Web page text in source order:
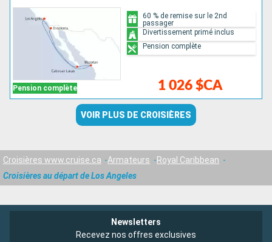
Pension complète 1 026 $CA
60 % de remise sur le 2nd
passager
Divertissement primé inclus
Pension complète
VOIR PLUS DE CROISIÈRES
Croisières www.cruise.ca Armateurs
Royal Caribbean
Croisières au départ de Los Angeles
Newsletters
Recevez nos offres exclusives